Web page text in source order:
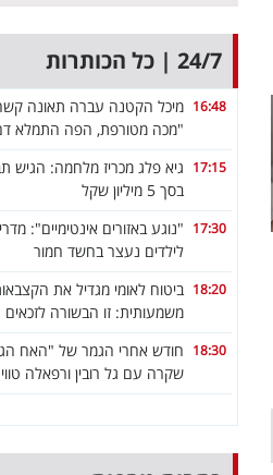
24/7 | כל הכותרות
16:48 מיכל הקטנה עברה תאונה
"מכה מטורפת, הפה התמלא
17:15 גיא פלג מכריז מלחמה: הגיש
בסך 5 מיליון שקל
17:30 "נוגע באזורים אינטימיים":
לילדים נעצר בחשד חמור
18:20 ביטוח לאומי מגדיל את
משמעותית: זו הבשורה לזכאים
18:30 חודש אחרי הגמר של "האח
שקרה עם גל רובין ורפאלה